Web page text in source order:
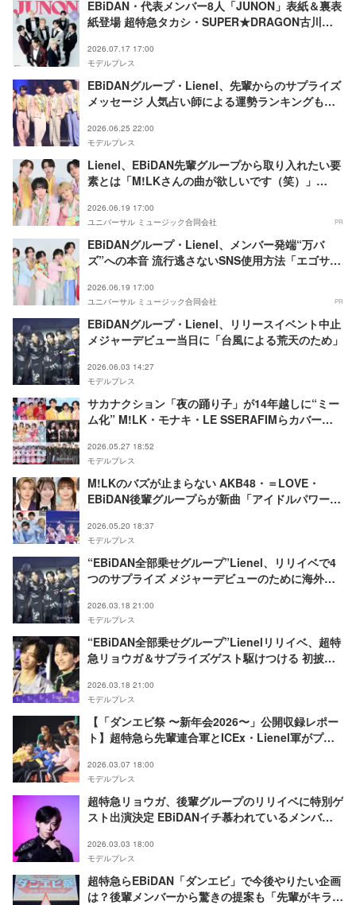
EBiDAN・代表メンバー8人「JUNON」表紙＆裏表
紙登場 超特急タカシ・SUPER★DRAGON古川毅
2026.07.17 17:00
モデルプレス
EBiDANグループ・Lienel、先輩からのサプライズ
メッセージ 人気占い師による運勢ランキングも発
2026.06.25 22:00
モデルプレス
Lienel、EBiDAN先輩グループから取り入れたい要
素とは「M!LKさんの曲が欲しいです（笑）」
2026.06.19 17:00
ユニバーサル ミュージック合同会社
PR
EBiDANグループ・Lienel、メンバー発端“万バ
ズ”への本音 流行逃さないSNS使用方法「エゴサは
ー前編】
2026.06.19 17:00
ユニバーサル ミュージック合同会社
PR
EBiDANグループ・Lienel、リリースイベント中止
メジャーデビュー当日に「台風による荒天のため」
2026.06.03 14:27
モデルプレス
サカナクション「夜の踊り子」が14年越しに“ミー
ム化” M!LK・モナキ・LE SSERAFIMらカバーで
2026.05.27 18:52
モデルプレス
M!LKのバズが止まらない AKB48・＝LOVE・
EBiDAN後輩グループらが新曲「アイドルパワー」
2026.05.20 18:37
モデルプレス
“EBiDAN全部乗せグループ”Lienel、リリイベで4
つのサプライズ メジャーデビューのために海外へ
2026.03.18 21:00
モデルプレス
“EBiDAN全部乗せグループ”Lienelリリイベ、超特
急リョウガ＆サプライズゲスト駆けつける 初披露
2026.03.18 21:00
モデルプレス
【「ダンエビ祭 〜新年会2026〜」公開収録レポー
ト】超特急ら先輩連合軍とICEx・Lienel軍がプレ
スペシャルライブも
2026.03.07 18:00
モデルプレス
超特急リョウガ、後輩グループのリリイベに特別ゲ
スト出演決定 EBiDANイチ慕われているメンバー
2026.03.03 18:00
モデルプレス
超特急らEBiDAN「ダンエビ」で今後やりたい企画
は？後輩メンバーから驚きの提案も「先輩がキラキ